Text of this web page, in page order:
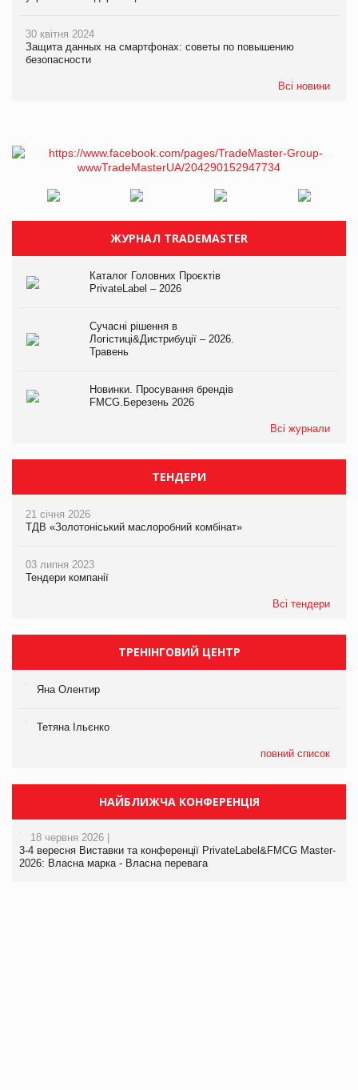
30 квітня 2024
Защита данных на смартфонах: советы по повышению
безопасности
Всі новини
ЖУРНАЛ TRADEMASTER
Каталог Головних Проєктів
PrivateLabel – 2026
Сучасні рішення в
Логістиці&Дистрибуції – 2026.
Травень
Новинки. Просування брендів
FMCG.Березень 2026
Всі журнали
ТЕНДЕРИ
21 січня 2026
ТДВ «Золотоніський маслоробний комбінат»
03 липня 2023
Тендери компанії
Всі тендери
ТРЕНІНГОВИЙ ЦЕНТР
Яна Олентир
Тетяна Ільєнко
повний список
НАЙБЛИЖЧА КОНФЕРЕНЦІЯ
18 червня 2026 |
3-4 вересня Виставки та конференції PrivateLabel&FMCG Master-
2026: Власна марка - Власна перевага